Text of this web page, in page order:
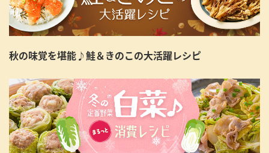
秋の味覚を堪能♪鮭＆きのこの大活躍レシピ